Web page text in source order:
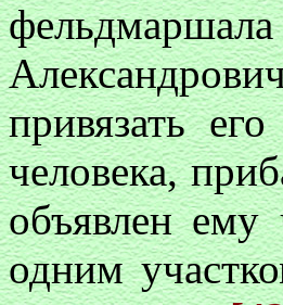
привязать
человека,
объявлен
одним